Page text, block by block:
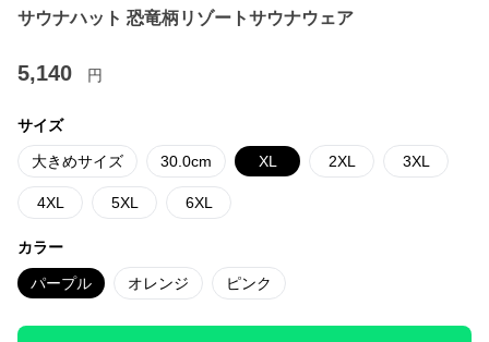
サウナハット 恐竜柄リゾートサウナウェア
5,140 円
サイズ
大きめサイズ 30.0cm XL 2XL 3XL
4XL 5XL 6XL
カラー
パープル オレンジ ピンク